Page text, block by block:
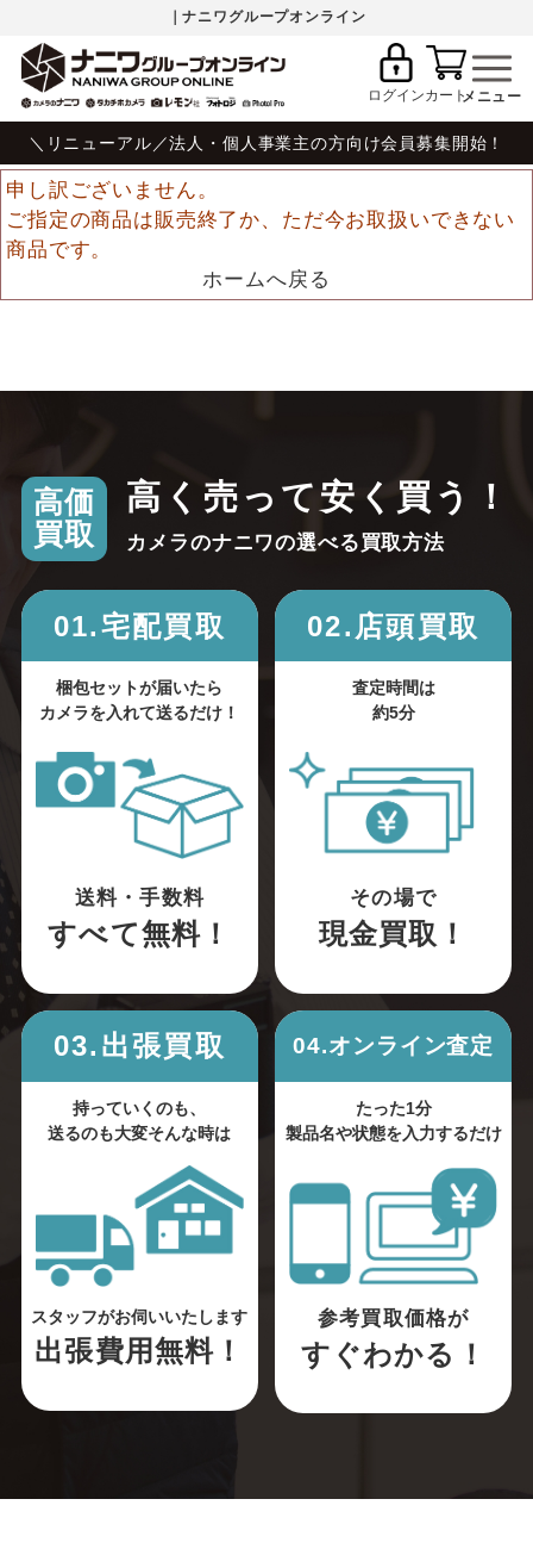
｜ナニワグループオンライン
ログインカート
＼リニューアル／法人・個人事業主の方向け会員募集開始！
申し訳ございません。
ご指定の商品は販売終了か、ただ今お取扱いできない
商品です。
ホームへ戻る
高価
買取
高く売って安く買う！
カメラのナニワの選べる買取方法
01.宅配買取
梱包セットが届いたら
カメラを入れて送るだけ！
送料・手数料
すべて無料！
02.店頭買取
査定時間は
約5分
その場で
現金買取！
03.出張買取
持っていくのも、
送るのも大変そんな時は
スタッフがお伺いいたします
出張費用無料！
04.オンライン査定
たった1分
製品名や状態を入力するだけ
参考買取価格が
すぐわかる！